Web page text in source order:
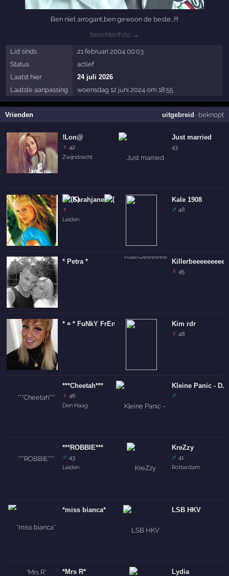
Ben niet arrogant,ben gewoon de beste...!!!
berichtenfoto →
Lid sinds
21 februari 2004 00:03
Status
actief
Laatst hier
24 juli 2026
Laatste aanpassing
woensdag 12 juni 2024 om 18:55
Vrienden uitgebreid · beknopt
!Lon@
♀ 42
Zwijndrecht
Sarahjane
♀
Leiden
* Petra *
* ¤ * FuNkY FrEnKy * ¤ *
***Cheetah***
♀ 46
Den Haag
***ROBBIE***
♂ 43
Leiden
*miss bianca*
*Mrs R*
Just married
43
Kale 1908
♂ 48
♀ 45
Kim rdr
♀ 48
Kleine Panic -
♂
KreZzy
♂ 41
Rotterdam
LSB HKV
Lydia